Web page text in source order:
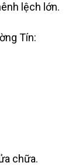
lệch lớn.
Tín:
chữa.